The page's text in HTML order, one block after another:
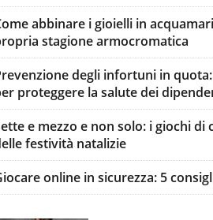
abbinare i gioielli in
stagione armocromatica
degli infortuni in
proteggere la salute dei
e mezzo e non solo: i giochi di
festività natalizie
online in sicurezza: 5